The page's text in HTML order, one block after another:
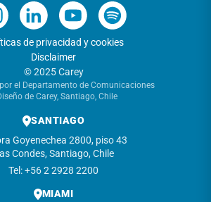
de privacidad y cookies
Disclaimer
© 2025 Carey
el Departamento de Comunicaciones
de Carey, Santiago, Chile
SANTIAGO
Goyenechea 2800, piso 43
Condes, Santiago, Chile
Tel: +56 2 2928 2200
MIAMI